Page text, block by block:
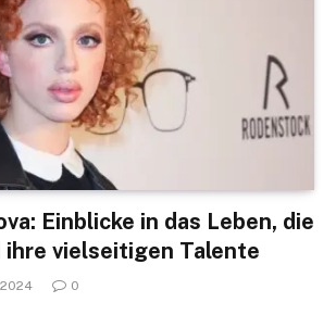
Einblicke in das Leben, die
ihre vielseitigen Talente
0